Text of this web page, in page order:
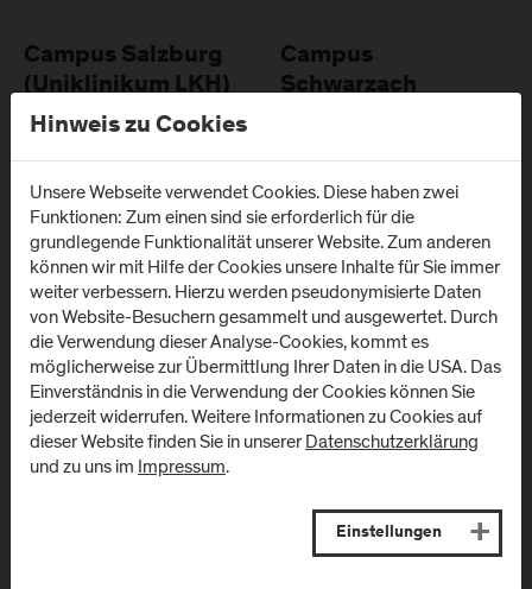
Campus Salzburg
(Uniklinikum LKH)
Müllner Hauptstraße 48
A-5020Salzburg
Campus
Schwarzach
Schwarzenbergplatz 1
A-5620Schwarzach im
Pongau
Anfahrt & Kontakt
Newsletter
Melden Sie sich zum Newsletter an und erhalten Sie aktuelle
Hinweis zu Cookies
Unsere Webseite verwendet Cookies. Diese haben zwei
Funktionen: Zum einen sind sie erforderlich für die
grundlegende Funktionalität unserer Website. Zum anderen
können wir mit Hilfe der Cookies unsere Inhalte für Sie immer
weiter verbessern. Hierzu werden pseudonymisierte Daten
von Website-Besuchern gesammelt und ausgewertet. Durch
die Verwendung dieser Analyse-Cookies, kommt es
möglicherweise zur Übermittlung Ihrer Daten in die USA. Das
Einverständnis in die Verwendung der Cookies können Sie
jederzeit widerrufen. Weitere Informationen zu Cookies auf
dieser Website finden Sie in unsererDatenschutzerklärung
und zu uns im Impressum.
Einstellungen